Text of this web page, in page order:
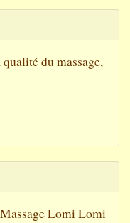
du massage,
Lomi Lomi